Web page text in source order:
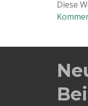
Diese